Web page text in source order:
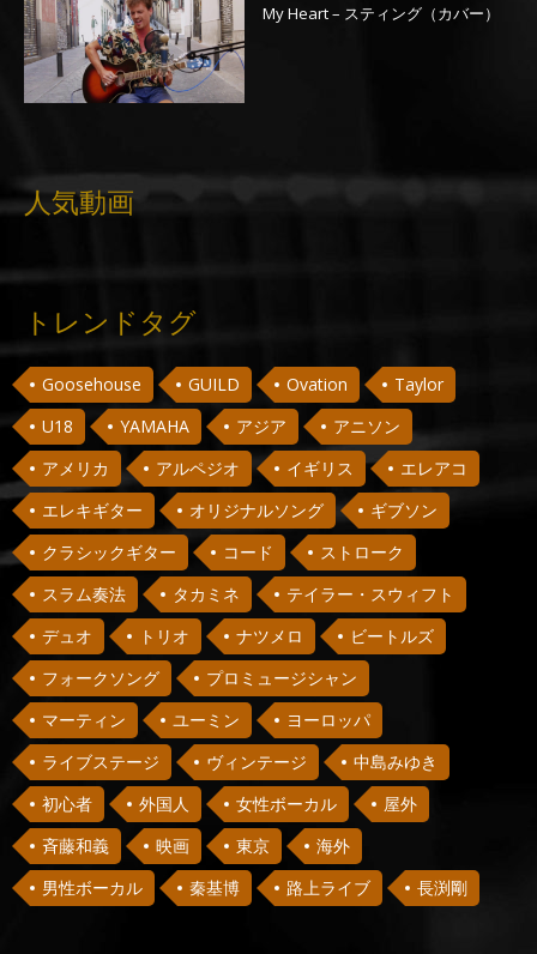
My Heart – スティング（カバー）
人気動画
トレンドタグ
Goosehouse GUILD Ovation
Taylor
U18
YAMAHA アジア
アニソン
アメリカ
アルペジオ イギリス
エレアコ
エレキギター
オリジナルソング
ギブソン
クラシックギター
コード
ストローク
スラム奏法
タカミネ
テイラー・スウィフト
デュオ
トリオ ナツメロ
ビートルズ
フォークソング
プロミュージシャン
マーティン
ユーミン
ヨーロッパ
ライブステージ
ヴィンテージ
中島みゆき
初心者
外国人 女性ボーカル
屋外
斉藤和義
映画 東京
海外
男性ボーカル
秦基博 路上ライブ 長渕剛